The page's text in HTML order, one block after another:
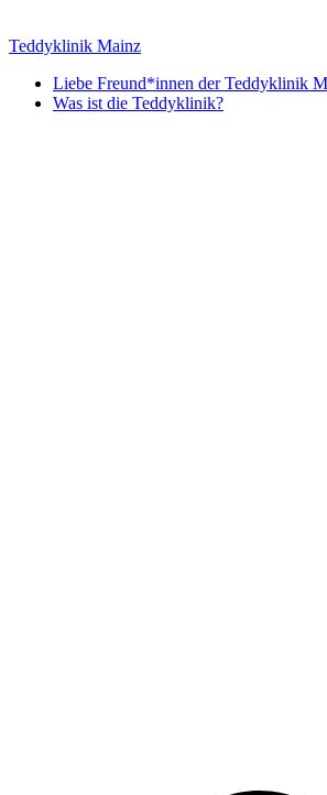
Inhalt
springen
Teddyklinik Mainz
Liebe Freund*innen der Teddyklinik
Was ist die Teddyklinik?